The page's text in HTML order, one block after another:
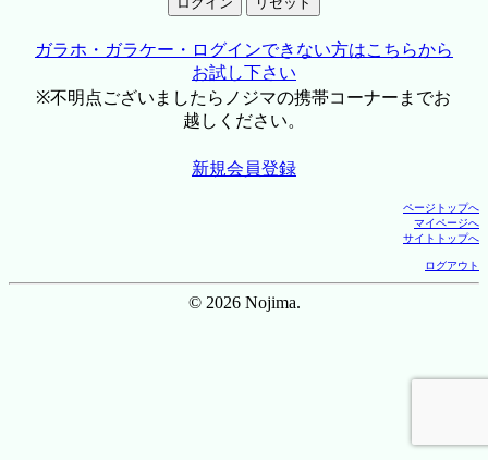
ガラホ・ガラケー・ログインできない方はこちらから
お試し下さい
※不明点ございましたらノジマの携帯コーナーまでお
越しください。
新規会員登録
ページトップへ
マイページへ
サイトトップへ
ログアウト
© 2026 Nojima.